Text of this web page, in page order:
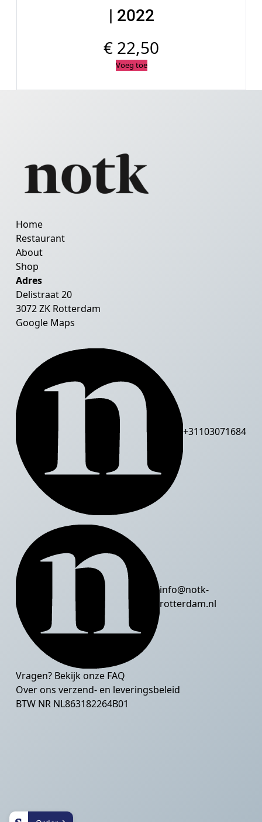
| 2022
€ 22,50
Voeg toe
Home
Restaurant
About
Shop
Adres
Delistraat 20
3072 ZK Rotterdam
Google Maps
+31103071684
info@notk-
rotterdam.nl
Vragen? Bekijk onze FAQ
Over ons verzend- en leveringsbeleid
BTW NR NL863182264B01